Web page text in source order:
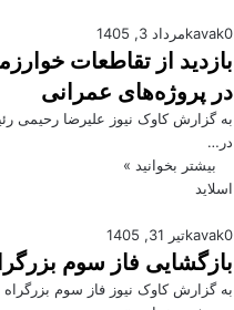
kavakمرداد 3, 1405 0
بازدید از تقاطعات
در پروژه‌های عمرانی
به گزارش کاوک نیوز علیرضا
در…
بیشتر بخوانید »
اسلاید
kavakتیر 31, 1405 0
بازگشایی فاز سوم
به گزارش کاوک نیوز فاز سوم